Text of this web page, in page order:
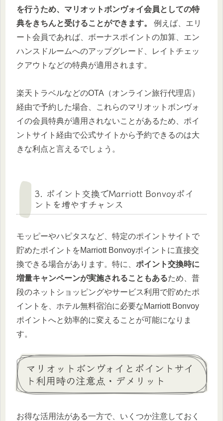
を行うため、マリオットボンヴォイ会員としての特
典をきちんと受けることができます。
例えば、エリ
ート会員であれば、ボーナスポイントの加算、エン
ハンスドルームへのアップグレード、レイトチェッ
クアウトなどの特典が適用されます。
楽天トラベルなどのOTA（オンライン旅行代理店）
経由で予約した場合、これらのマリオットボンヴォ
イの会員特典が適用されないことがあるため、ポイ
ントサイト経由で公式サイトから予約できるのは大
きな利点と言えるでしょう。
3. ポイント交換でMarriott Bonvoyポイ
ントを増やすチャンス
モッピーやハピタスなど、特定のポイントサイトで
貯めたポイントをMarriott Bonvoyポイントに直接交
換できる場合があります。特に、 ポイント交換時に
増量キャンペーンが実施されることもあるため、普
段のネットショッピングやサービス利用で貯めたポ
イントを、ホテル無料宿泊に必要なMarriott Bonvoy
ポイントへと効率的に変えることが可能になりま
す。
マリオットボンヴォイとポイントサイ
ト利用時の注意点・デメリット
お得な活用法がある一方で、いくつか注意しておく